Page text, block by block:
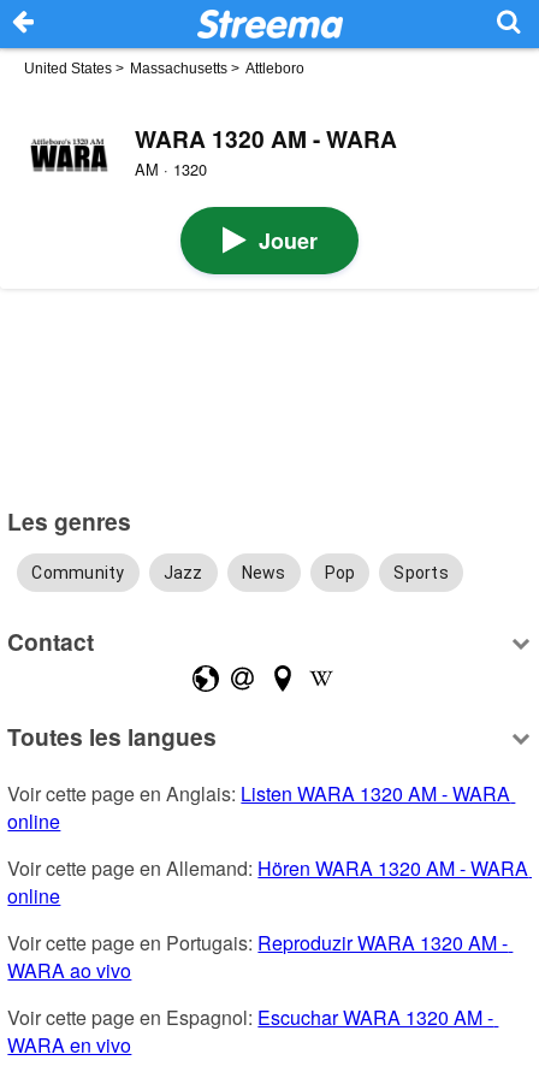
United States > Massachusetts > Attleboro
WARA 1320 AM - WARA
AM · 1320
Jouer
Les genres
Community Jazz News Pop Sports
Contact
Toutes les langues
Voir cette page en Anglais: Listen WARA 1320 AM - WARA
online
Voir cette page en Allemand: Hören WARA 1320 AM - WARA
online
Voir cette page en Portugais: Reproduzir WARA 1320 AM -
WARA ao vivo
Voir cette page en Espagnol: Escuchar WARA 1320 AM -
WARA en vivo